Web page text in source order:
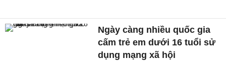
Ngày càng nhiều quốc gia
cấm trẻ em dưới 16 tuổi sử
dụng mạng xã hội